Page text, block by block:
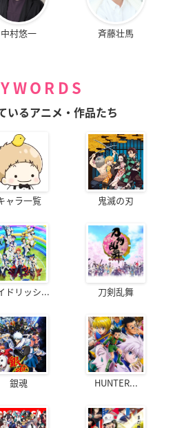
中村悠一 斉藤壮馬
いるアニメ・作品たち
ャラ一覧 鬼滅の刃
ドリッシ... 刀剣乱舞
銀魂 HUNTER...